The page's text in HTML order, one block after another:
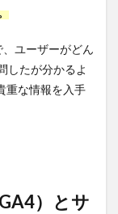
ユーザーがどん
したが分かるよ
重な情報を入手
）とサ